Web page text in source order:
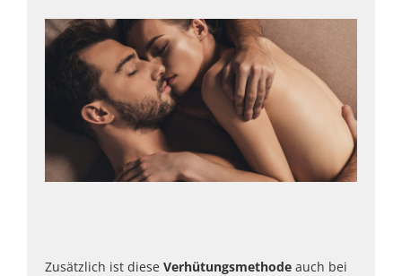
Zusätzlich ist diese Verhütungsmethode auch bei